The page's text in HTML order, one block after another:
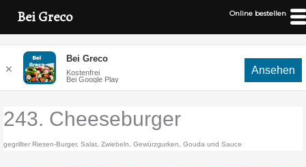
springen
243. Cheeseburger
gegrillter Riesen-Burger, Salat, Zwiebeln, Gewürzgurken, Gouda und Sauce
Bei Greco Online bestellen
✕
Bei Greco
Kostenfrei
Bei Google Play
Ansehen